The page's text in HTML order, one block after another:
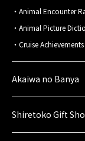
Animal Encounter
Animal Picture
Cruise
Akaiwa no Banya
Shiretoko Gift